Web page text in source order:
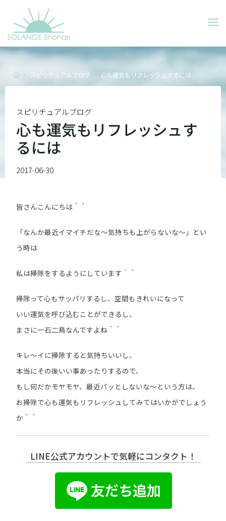
content
Homeスピリチュアルブログ 心も運気もリフレッシュするには
スピリチュアルブログ
心も運気もリフレッシュす
るには
2017-06-30
皆さんこんにちは＾＾
「なんか最近イマイチだな～気持ちも上がらないな～」とい
う時は
私は掃除をするようにしています＾＾
掃除って心もサッパリするし、空間もきれいになって
いい運気を呼び込むことができるし、
まさに一石二鳥なんですよね＾＾
キレ～イに掃除すると気持ちいいし、
本当にその後いい事あったりするので、
もし何だかモヤモヤ、最近パッとしないな～という方は、
お掃除で心も運気もリフレッシュしてみてはいかがでしょう
か＾＾
LINE公式アカウントで気軽にコンタクト！